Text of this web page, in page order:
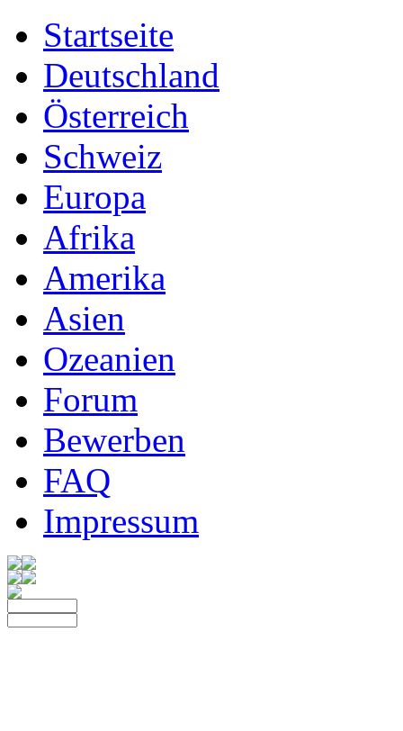
Startseite
Deutschland
Österreich
Schweiz
Europa
Afrika
Amerika
Asien
Ozeanien
Forum
Bewerben
FAQ
Impressum